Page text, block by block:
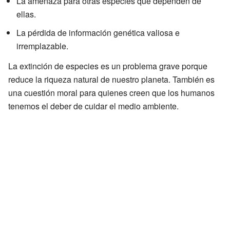
ellas.
La pérdida de información genética valiosa e
irremplazable.
La extinción de especies es un problema grave porque
reduce la riqueza natural de nuestro planeta. También es
una cuestión moral para quienes creen que los humanos
tenemos el deber de cuidar el medio ambiente.